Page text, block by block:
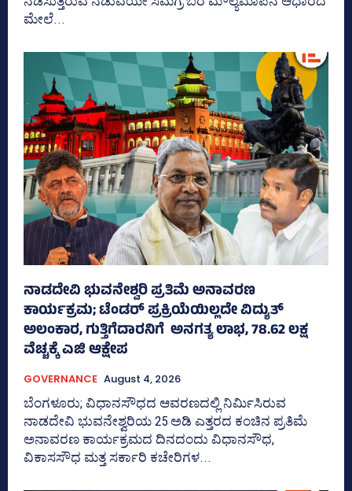
ಮೇಲೆ...
ನಾಡದೇವಿ ಭುವನೇಶ್ವರಿ ಪ್ರತಿಮೆ ಅನಾವರಣ
ಕಾರ್ಯಕ್ರಮ; ಟೆಂಡರ್ ಪ್ರಕ್ರಿಯೆಯಿಲ್ಲದೇ ವಿದ್ಯುತ್‌
ಅಲಂಕಾರ, ಗುತ್ತಿಗೆದಾರನಿಗೆ ಅನಗತ್ಯ ಲಾಭ, 78.62 ಲಕ್ಷ
ವೆಚ್ಚಕ್ಕೆ ಎಜಿ ಆಕ್ಷೇಪ
GOVERNANCE August 4, 2026
ಬೆಂಗಳೂರು; ವಿಧಾನಸೌಧದ ಆವರಣದಲ್ಲಿ ನಿರ್ಮಿಸಿರುವ
ನಾಡದೇವಿ ಭುವನೇಶ್ವರಿಯ 25 ಅಡಿ ಎತ್ತರದ ಕಂಚಿನ ಪ್ರತಿಮೆ
ಅನಾವರಣ ಕಾರ್ಯಕ್ರಮದ ದಿನದಂದು ವಿಧಾನಸೌಧ,
ವಿಕಾಸಸೌಧ ಮತ್ತ ಸರ್ಕಾರಿ ಕಚೇರಿಗಳ...